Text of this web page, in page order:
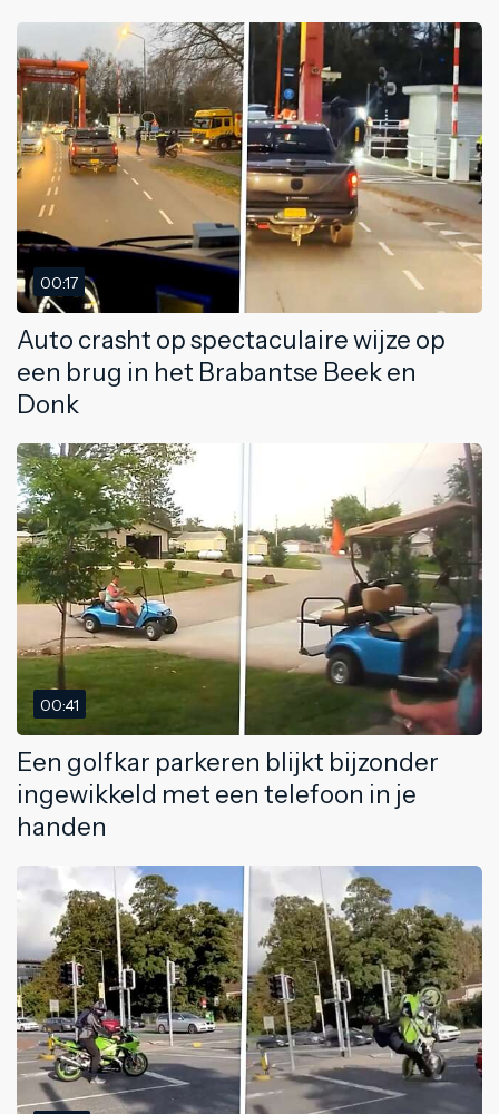
00:17
Auto crasht op spectaculaire wijze op
een brug in het Brabantse Beek en
Donk
00:41
Een golfkar parkeren blijkt bijzonder
ingewikkeld met een telefoon in je
handen